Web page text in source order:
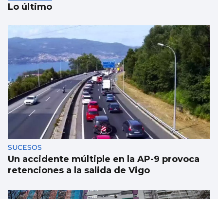
La nigranesa Kreios Space lanzará el
satélite que volará más cerca de la Tierra
Lo último
SUCESOS
Un accidente múltiple en la AP-9 provoca
retenciones a la salida de Vigo